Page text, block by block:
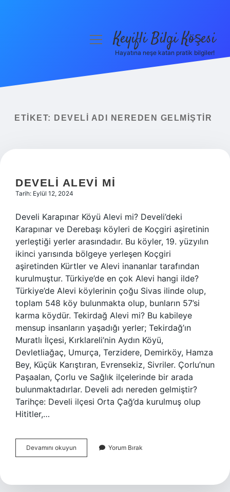
Yasal Uyarı
menüyüKeyifli Bilgi Köşesi
Hayatına neşe katan pratik bilgiler!
ETIKET: DEVELI ADI NEREDEN GELMIŞTIR
DEVELI ALEVI MI
Tarih: Eylül 12, 2024
Develi Karapınar Köyü Alevi mi? Develi’deki
Karapınar ve Derebaşı köyleri de Koçgiri aşiretinin
yerleştiği yerler arasındadır. Bu köyler, 19. yüzyılın
ikinci yarısında bölgeye yerleşen Koçgiri
aşiretinden Kürtler ve Alevi inananlar tarafından
kurulmuştur. Türkiye’de en çok Alevi hangi ilde?
Türkiye’de Alevi köylerinin çoğu Sivas ilinde olup,
toplam 548 köy bulunmakta olup, bunların 57’si
karma köydür. Tekirdağ Alevi mi? Bu kabileye
mensup insanların yaşadığı yerler; Tekirdağ’ın
Muratlı İlçesi, Kırklareli’nin Aydın Köyü,
Devletliağaç, Umurça, Terzidere, Demirköy, Hamza
Bey, Küçük Karıştıran, Evrensekiz, Sivriler. Çorlu’nun
Paşaalan, Çorlu ve Sağlık ilçelerinde bir arada
bulunmaktadırlar. Develi adı nereden gelmiştir?
Tarihçe: Develi ilçesi Orta Çağ’da kurulmuş olup
Hititler,…
Devamını okuyun
Alevi
Yorum Bırak